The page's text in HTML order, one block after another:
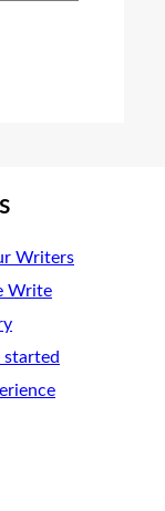
Writers
Write
started